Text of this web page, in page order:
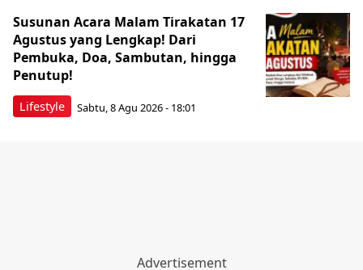
Lifestyle
Susunan Acara Malam Tirakatan 17
Agustus yang Lengkap! Dari
Pembuka, Doa, Sambutan, hingga
Penutup!
Sabtu, 8 Agu 2026 - 18:01